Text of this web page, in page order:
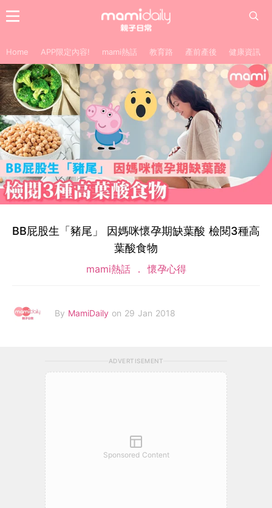
Home APP限定內容! mami熱話 教育路 產前產後 健康資訊
BB屁股生「豬尾」 因媽咪懷孕期缺葉酸 檢閱3種高
葉酸食物
mami熱話 懷孕心得
By MamiDaily on 29 Jan 2018
ADVERTISEMENT
Sponsored Content